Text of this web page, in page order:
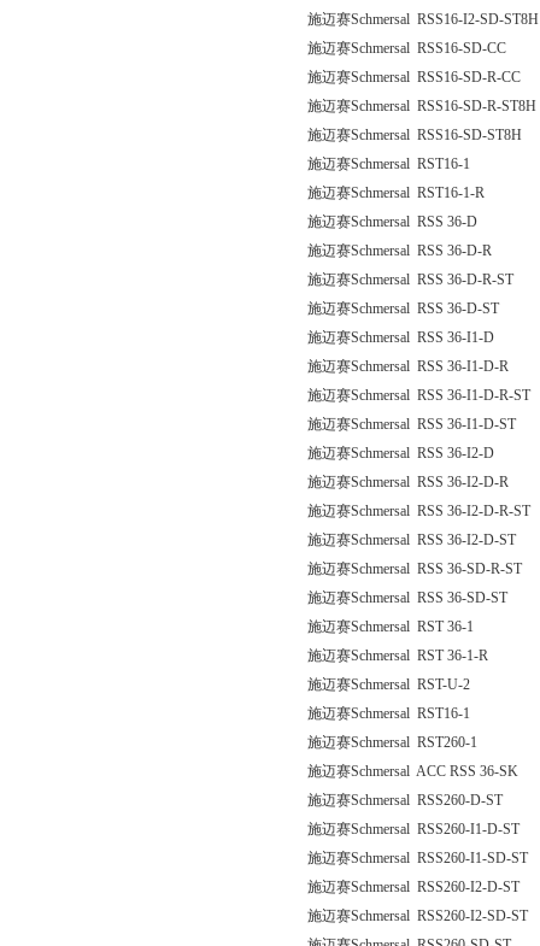
施迈赛Schmersal RSS16-I2-SD-ST8H
施迈赛Schmersal RSS16-SD-CC
施迈赛Schmersal RSS16-SD-R-CC
施迈赛Schmersal RSS16-SD-R-ST8H
施迈赛Schmersal RSS16-SD-ST8H
施迈赛Schmersal RST16-1
施迈赛Schmersal RST16-1-R
施迈赛Schmersal RSS 36-D
施迈赛Schmersal RSS 36-D-R
施迈赛Schmersal RSS 36-D-R-ST
施迈赛Schmersal RSS 36-D-ST
施迈赛Schmersal RSS 36-I1-D
施迈赛Schmersal RSS 36-I1-D-R
施迈赛Schmersal RSS 36-I1-D-R-ST
施迈赛Schmersal RSS 36-I1-D-ST
施迈赛Schmersal RSS 36-I2-D
施迈赛Schmersal RSS 36-I2-D-R
施迈赛Schmersal RSS 36-I2-D-R-ST
施迈赛Schmersal RSS 36-I2-D-ST
施迈赛Schmersal RSS 36-SD-R-ST
施迈赛Schmersal RSS 36-SD-ST
施迈赛Schmersal RST 36-1
施迈赛Schmersal RST 36-1-R
施迈赛Schmersal RST-U-2
施迈赛Schmersal RST16-1
施迈赛Schmersal RST260-1
施迈赛Schmersal ACC RSS 36-SK
施迈赛Schmersal RSS260-D-ST
施迈赛Schmersal RSS260-I1-D-ST
施迈赛Schmersal RSS260-I1-SD-ST
施迈赛Schmersal RSS260-I2-D-ST
施迈赛Schmersal RSS260-I2-SD-ST